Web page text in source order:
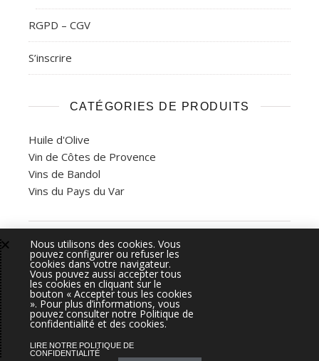
RGPD – CGV
S’inscrire
CATÉGORIES DE PRODUITS
Huile d'Olive
Vin de Côtes de Provence
Vins de Bandol
Vins du Pays du Var
2026 Bastide de la Ciselette - Gemea Interactive ©.
L'ABUS D'ALCOOL EST DANGEREUX POUR LA SANTÉ, À
CONSOMMER AVEC MODÉRATION - LA VENTE D'ALCOOL EST
INTERDITE AUX MINEURS
Distributeurs eBoutique
Nous utilisons des cookies. Vous
pouvez configurer ou refuser les
cookies dans votre navigateur.
Vous pouvez aussi accepter tous
les cookies en cliquant sur le
bouton « Accepter tous les cookies
». Pour plus d’informations, vous
pouvez consulter notre Politique de
confidentialité et des cookies.
LIRE NOTRE POLITIQUE DE
CONFIDENTIALITÉ